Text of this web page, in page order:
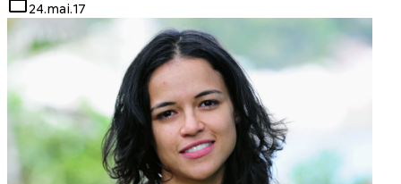
24.mai.17